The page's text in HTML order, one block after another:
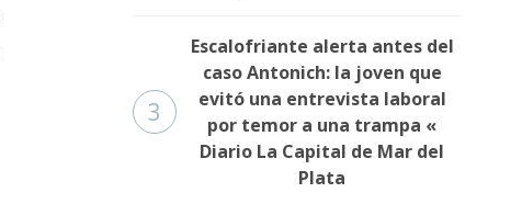
3
Escalofriante alerta antes del
caso Antonich: la joven que
evitó una entrevista laboral
por temor a una trampa «
Diario La Capital de Mar del
Plata